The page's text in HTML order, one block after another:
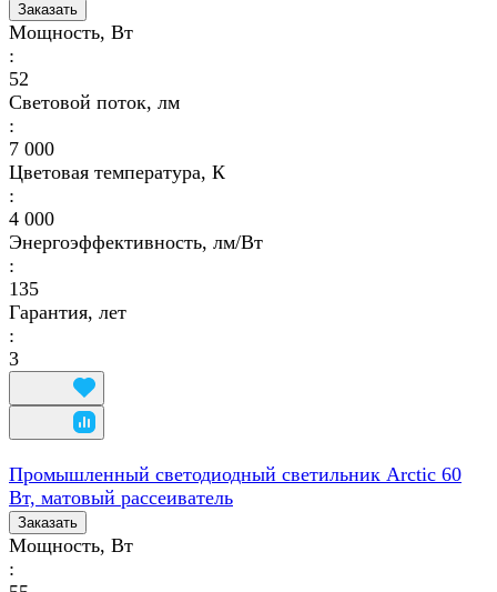
Заказать
Мощность, Вт
:
52
Световой поток, лм
:
7 000
Цветовая температура, К
:
4 000
Энергоэффективность, лм/Вт
:
135
Гарантия, лет
:
3
Промышленный светодиодный светильник Arctic 60
Вт, матовый рассеиватель
Заказать
Мощность, Вт
: